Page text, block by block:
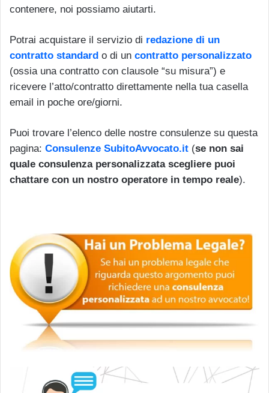
contenere, noi possiamo aiutarti.
Potrai acquistare il servizio di redazione di un
contratto standard o di un contratto personalizzato
(ossia una contratto con clausole “su misura”) e
ricevere l’atto/contratto direttamente nella tua casella
email in poche ore/giorni.
Puoi trovare l’elenco delle nostre consulenze su questa
pagina: Consulenze SubitoAvvocato.it (se non sai
quale consulenza personalizzata scegliere puoi
chattare con un nostro operatore in tempo reale).